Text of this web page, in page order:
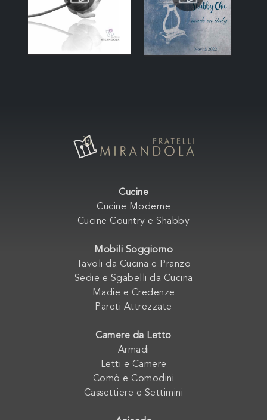
Cucine
Cucine Moderne
Cucine Country e Shabby
Mobili Soggiorno
Tavoli da Cucina e Pranzo
Sedie e Sgabelli da Cucina
Madie e Credenze
Pareti Attrezzate
Camere da Letto
Armadi
Letti e Camere
Comò e Comodini
Cassettiere e Settimini